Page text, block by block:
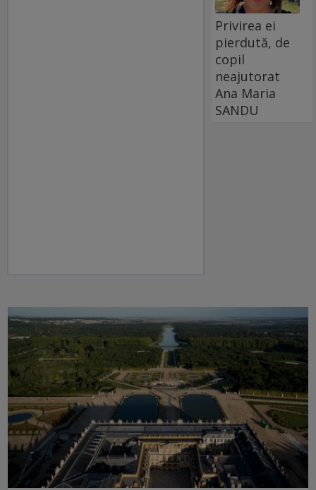
Privirea ei
pierdută, de
copil
neajutorat
Ana Maria
SANDU